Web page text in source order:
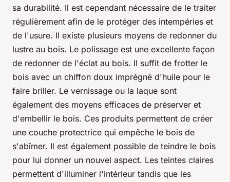
sa durabilité. Il est cependant nécessaire de le traiter
régulièrement afin de le protéger des intempéries et
de l'usure. Il existe plusieurs moyens de redonner du
lustre au bois. Le polissage est une excellente façon
de redonner de l'éclat au bois. Il suffit de frotter le
bois avec un chiffon doux imprégné d'huile pour le
faire briller. Le vernissage ou la laque sont
également des moyens efficaces de préserver et
d'embellir le bois. Ces produits permettent de créer
une couche protectrice qui empêche le bois de
s'abîmer. Il est également possible de teindre le bois
pour lui donner un nouvel aspect. Les teintes claires
permettent d'illuminer l'intérieur tandis que les